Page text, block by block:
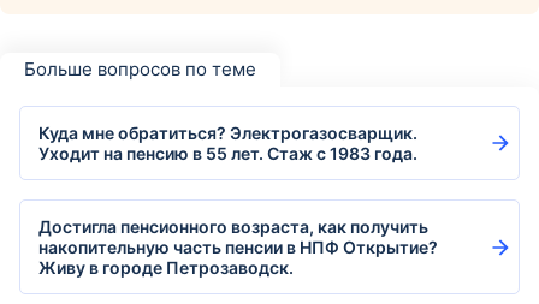
Больше вопросов по теме
Куда мне обратиться? Электрогазосварщик.
Уходит на пенсию в 55 лет. Стаж с 1983 года.
Достигла пенсионного возраста, как получить
накопительную часть пенсии в НПФ Открытие?
Живу в городе Петрозаводск.